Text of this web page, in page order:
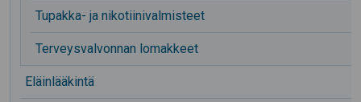
Tupakka- ja nikotiinivalmisteet
Terveysvalvonnan lomakkeet
Eläinlääkintä